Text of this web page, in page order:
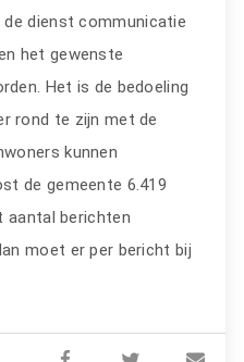
dienst communicatie
het gewenste
Het is de bedoeling
rond te zijn met de
kunnen
de gemeente 6.419
aantal berichten
moet er per bericht bij